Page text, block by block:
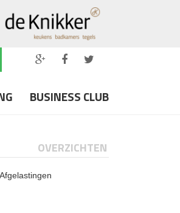
BUSINESS CLUB
OVERZICHTEN